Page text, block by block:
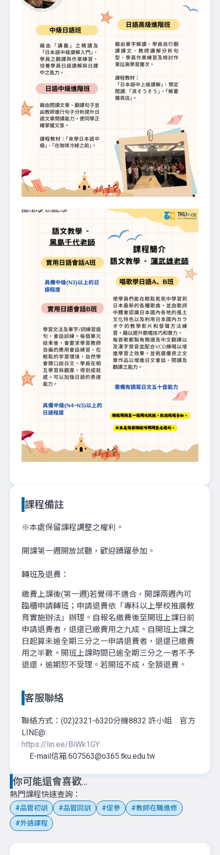
課程備註
※本處保留課程調整之權利。
開課第一週開放試聽，歡迎踴躍參加。
轉班及退費：
繳費上課後(第一週)若覺得不適合，開課兩週內可
臨櫃申請轉班；申請退費依「專科以上學校推廣教
育實施辦法」辦理。自報名繳費後至開班上課日前
申請退費者，退還已繳費用之九成。自開班上課之
日起算未逾全期三分之一申請退費者，退還已繳費
用之半數。開班上課時間已逾全期三分之一者不予
退還，逾期恕不受理。若開班不成，全額退費。
客服聯絡
聯絡方式：(02)2321-6320分機8832 許小姐 官方
LINE@:
https://lin.ee/BiWk1GY
E-mail信箱:607563@o365.tku.edu.tw
你可能還會喜歡...
熱門課程快速查詢
品管初訓 品管回訓 促參
教師在職進修
外語課程